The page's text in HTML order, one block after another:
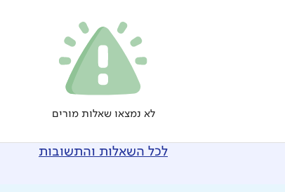
לא נמצאו שאלות מורים
לכל השאלות והתשובות